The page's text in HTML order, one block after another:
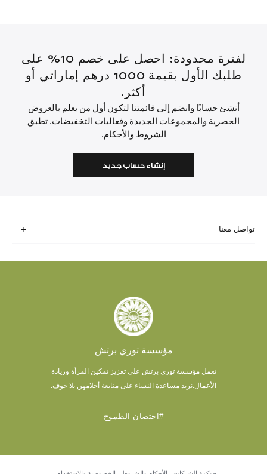
لفترة محدودة: احصل على خصم 10% على
طلبك الأول بقيمة 1000 درهم إماراتي أو
أكثر.
أنشئ حسابًا وانضم إلى قائمتنا لتكون أول من يعلم بالعروض
الحصرية والمجموعات الجديدة وفعاليات التخفيضات. تطبق
الشروط والأحكام.
إنشاء حساب جديد
تواصل معنا
مؤسسة توري برتش
تعمل مؤسسة توري برتش على تعزيز تمكين المرأة وريادة
الأعمال. نريد مساعدة النساء على متابعة أحلامهن بلا خوف.
#احتضان الطموح